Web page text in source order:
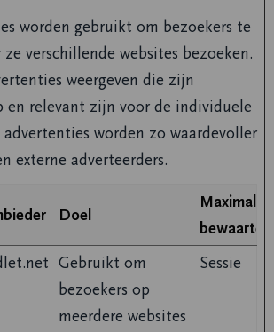
worden gebruikt om bezoekers te
verschillende websites bezoeken.
weergeven die zijn
en relevant zijn voor de individuele
advertenties worden zo waardevoller
externe adverteerders.
Doel
Maximale
Gebruikt om
bezoekers op
meerdere websites
Sessie